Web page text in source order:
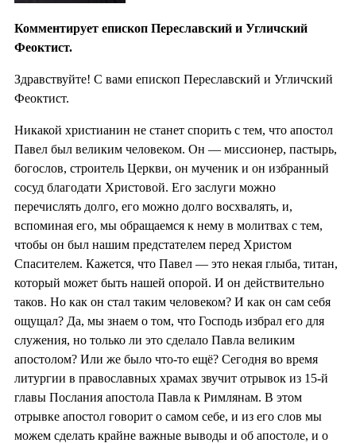
Комментирует епископ Переславский и Угличский
Феоктист.
Здравствуйте! С вами епископ Переславский и Угличский
Феоктист.
Никакой христианин не станет спорить с тем, что апостол
Павел был великим человеком. Он — миссионер, пастырь,
богослов, строитель Церкви, он мученик и он избранный
сосуд благодати Христовой. Его заслуги можно
перечислять долго, его можно долго восхвалять, и,
вспоминая его, мы обращаемся к нему в молитвах с тем,
чтобы он был нашим предстателем перед Христом
Спасителем. Кажется, что Павел — это некая глыба, титан,
который может быть нашей опорой. И он действительно
таков. Но как он стал таким человеком? И как он сам себя
ощущал? Да, мы знаем о том, что Господь избрал его для
служения, но только ли это сделало Павла великим
апостолом? Или же было что-то ещё? Сегодня во время
литургии в православных храмах звучит отрывок из 15-й
главы Послания апостола Павла к Римлянам. В этом
отрывке апостол говорит о самом себе, и из его слов мы
можем сделать крайне важные выводы и об апостоле, и о